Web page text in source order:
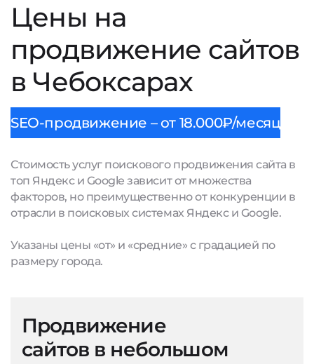
Цены на
продвижение сайтов
в Чебоксарах
SEO-продвижение – от 18.000₽/месяц
Стоимость услуг поискового продвижения сайта в
топ Яндекс и Google зависит от множества
факторов, но преимущественно от конкуренции в
отрасли в поисковых системах Яндекс и Google.
Указаны цены «от» и «средние» с градацией по
размеру города.
Продвижение
сайтов в небольшом